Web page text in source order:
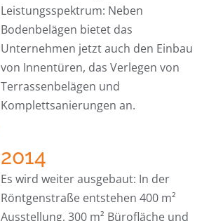
Leistungsspektrum: Neben
Bodenbelägen bietet das
Unternehmen jetzt auch den Einbau
von Innentüren, das Verlegen von
Terrassenbelägen und
Komplettsanierungen an.
2014
Es wird weiter ausgebaut: In der
Röntgenstraße entstehen 400 m²
Ausstellung, 300 m² Bürofläche und